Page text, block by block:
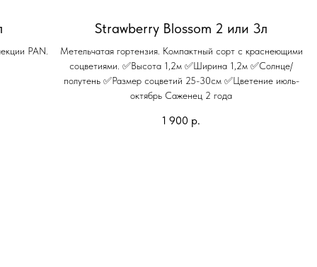
PAN.
Strawberry Blossom 2 или 3л
Метельчатая гортензия. Компактный сорт с краснеющими
соцветиями. ✅Высота 1,2м ✅Ширина 1,2м ✅Солнце/
полутень ✅Размер соцветий 25-30см ✅Цветение июль-
октябрь Саженец 2 года
1 900 р.